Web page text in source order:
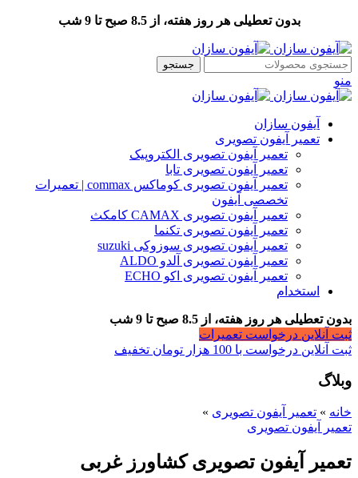
بدون تعطیلی هر روز هفته، از 8.5 صبح تا 9 شب
جستجو
منو
آیفون سازان
تعمیر آیفون تصویری
تعمیر آیفون تصویری الکتروپیک
تعمیر آیفون تصویری تابا
تعمیر آیفون تصویری کوماکس commax | تعمیرات
تخصصی آیفون
تعمیر آیفون تصویری CAMAX کامکث
تعمیر آیفون تصویری تکنما
تعمیر آیفون تصویری سوزوکی suzuki
تعمیر آیفون تصویری آلدو ALDO
تعمیر آیفون تصویری اکو ECHO
استخدام
بدون تعطیلی هر روز هفته، از 8.5 صبح تا 9 شب
ثبت آنلاین درخواست تعمیرات
ثبت آنلاین درخواست با 100 هزار تومان تخفیف
وبلاگ
خانه » تعمیر آیفون تصویری »
تعمیر آیفون تصویری
تعمیر آیفون تصویری کشاورز غربی